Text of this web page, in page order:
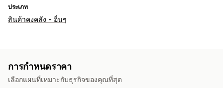
ประเภท
สินค้าคงคลัง - อื่นๆ
การกำหนดราคา
เลือกแผนที่เหมาะกับธุรกิจของคุณที่สุด